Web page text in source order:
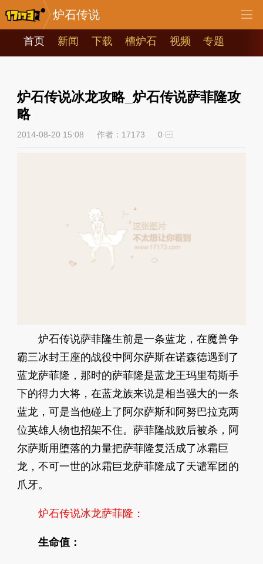
炉石传说
首页 新闻 下载 槽炉石 视频 专题
炉石传说冰龙攻略_炉石传说萨菲隆攻
略
2014-08-20 15:08 作者：17173 0
炉石传说萨菲隆生前是一条蓝龙，在魔兽争
霸三冰封王座的战役中阿尔萨斯在诺森德遇到了
蓝龙萨菲隆，那时的萨菲隆是蓝龙王玛里苟斯手
下的得力大将，在蓝龙族来说是相当强大的一条
蓝龙，可是当他碰上了阿尔萨斯和阿努巴拉克两
位英雄人物也招架不住。萨菲隆战败后被杀，阿
尔萨斯用堕落的力量把萨菲隆复活成了冰霜巨
龙，不可一世的冰霜巨龙萨菲隆成了天谴军团的
爪牙。
炉石传说冰龙萨菲隆：
生命值：